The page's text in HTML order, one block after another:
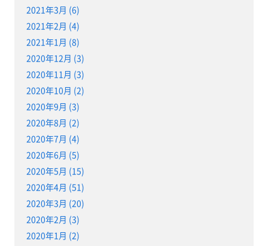
2021年3月 (6)
2021年2月 (4)
2021年1月 (8)
2020年12月 (3)
2020年11月 (3)
2020年10月 (2)
2020年9月 (3)
2020年8月 (2)
2020年7月 (4)
2020年6月 (5)
2020年5月 (15)
2020年4月 (51)
2020年3月 (20)
2020年2月 (3)
2020年1月 (2)